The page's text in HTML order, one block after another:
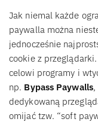
Jak niemal każde
paywalla można
jednocześnie
cookie z
celowi programy i
np. Bypass Paywalls,
dedykowaną
omijać tzw. “soft